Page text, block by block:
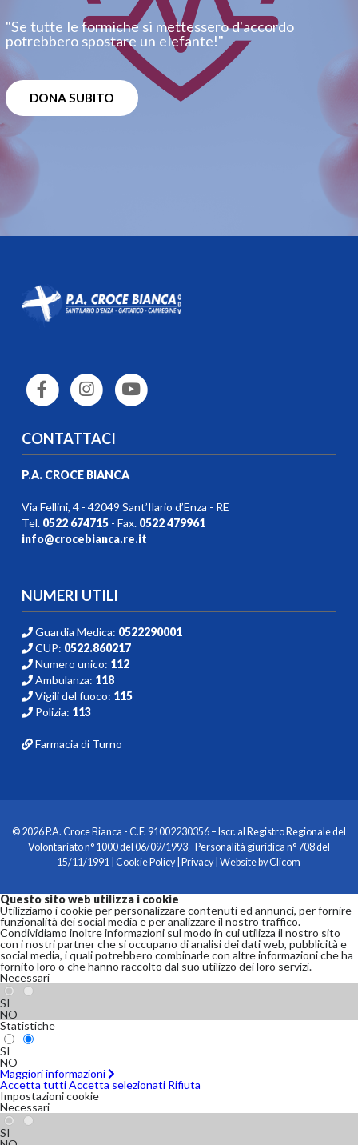
"Se tutte le formiche si mettessero dʼaccordo
potrebbero spostare un elefante!"
DONA SUBITO
CONTATTACI
P.A. CROCE BIANCA
Via Fellini, 4 - 42049 Sant’Ilario d’Enza - RE
Tel. 0522 674715- Fax. 0522 479961
info@crocebianca.re.it
NUMERI UTILI
Guardia Medica: 0522290001
CUP: 0522.860217
Numero unico: 112
Ambulanza: 118
Vigili del fuoco: 115
Polizia: 113
Farmacia di Turno
© 2026 P.A. Croce Bianca - C.F. 91002230356 – Iscr. al Registro Regionale del
Volontariato n° 1000 del 06/09/1993 - Personalità giuridica n° 708 del
15/11/1991 |Cookie Policy|Privacy| Website byClicom
Questo sito web utilizza i cookie
Utilizziamo i cookie per personalizzare contenuti ed annunci, per fornire
funzionalità dei social media e per analizzare il nostro traffico.
Condividiamo inoltre informazioni sul modo in cui utilizza il nostro sito
con i nostri partner che si occupano di analisi dei dati web, pubblicità e
social media, i quali potrebbero combinarle con altre informazioni che ha
fornito loro o che hanno raccolto dal suo utilizzo dei loro servizi.
Necessari
SI
NO
Statistiche
SI
NO
Maggiori informazioni
Accetta tuttiAccetta selezionati Rifiuta
Impostazioni cookie
Necessari
SI